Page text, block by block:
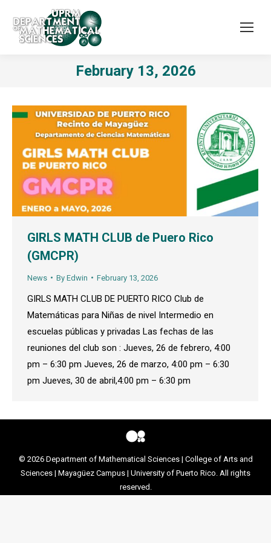
February 13, 2026
GIRLS MATH CLUB de Puero Rico
(GMCPR)
News By Edwin February 13, 2026
GIRLS MATH CLUB DE PUERTO RICO Club de
Matemáticas para Niñas de nivel Intermedio en
escuelas públicas y privadas Las fechas de las
reuniones del club son : Jueves, 26 de febrero, 4:00
pm – 6:30 pm Jueves, 26 de marzo, 4:00 pm – 6:30
pm Jueves, 30 de abril,4:00 pm – 6:30 pm
© 2026 Department of Mathematical Sciences| College of Arts and
Sciences | Mayagüez Campus | University of Puerto Rico . All rights
reserved.